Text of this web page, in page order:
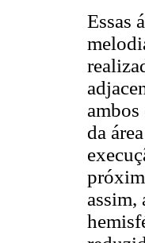
Essas
da
assim,